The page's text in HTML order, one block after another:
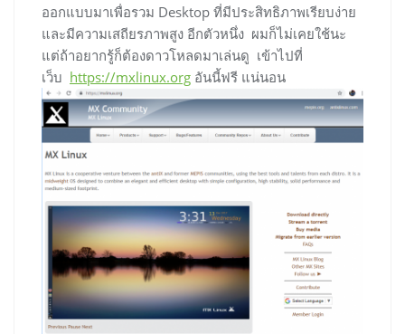
ออกแบบมาเพื่อรวม Desktop ที่มีประสิทธิภาพเรียบง่าย
และมีความเสถียรภาพสูง อีกตัวหนึ่ง ผมก็ไม่เคยใช้นะ
แต่ถ้าอยากรู้ก็ต้องดาวโหลดมาเล่นดู เข้าไปที่
เว็บ https://mxlinux.org อันนี้ฟรี แน่นอน